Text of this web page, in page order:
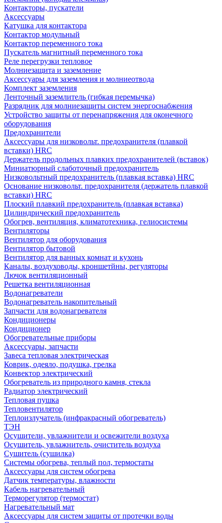
Контакторы, пускатели
Аксессуары
Катушка для контактора
Контактор модульный
Контактор переменного тока
Пускатель магнитный переменного тока
Реле перегрузки тепловое
Молниезащита и заземление
Аксессуары для заземления и молниеотвода
Комплект заземления
Ленточный заземлитель (гибкая перемычка)
Разрядник для молниезащиты систем энергоснабжения
Устройство защиты от перенапряжения для оконечного
оборудования
Предохранители
Аксессуары для низковольт. предохранителя (плавкой
вставки) HRC
Держатель продольных плавких предохранителей (вставок)
Миниатюрный слаботочный предохранитель
Низковольтный предохранитель (плавкая вставка) HRC
Основание низковольт. предохранителя (держатель плавкой
вставки) HRC
Плоский плавкий предохранитель (плавкая вставка)
Цилиндрический предохранитель
Обогрев, вентиляция, климатотехника, гелиосистемы
Вентиляторы
Вентилятор для оборудования
Вентилятор бытовой
Вентилятор для ванных комнат и кухонь
Каналы, воздуховоды, кроншетйны, регуляторы
Лючок вентиляционный
Решетка вентиляционная
Водонагреватели
Водонагреватель накопительный
Запчасти для водонагревателя
Кондиционеры
Кондиционер
Обогревательные приборы
Аксессуары, запчасти
Завеса тепловая электрическая
Коврик, одеяло, подушка, грелка
Конвектор электрический
Обогреватель из природного камня, стекла
Радиатор электрический
Тепловая пушка
Тепловентилятор
Теплоизлучатель (инфракрасный обогреватель)
ТЭН
Осушители, увлажнители и освежители воздуха
Осушитель, увлажнитель, очиститель воздуха
Сушитель (сушилка)
Системы обогрева, теплый пол, термостаты
Аксессуары для систем обогрева
Датчик температуры, влажности
Кабель нагревательный
Терморегулятор (термостат)
Нагревательный мат
Аксессуары для систем защиты от протечки воды